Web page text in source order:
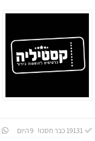
19131 כבר חסכו! 9 היום